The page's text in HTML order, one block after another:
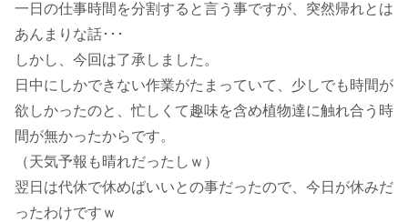
一日の仕事時間を分割すると言う事ですが、突然帰れとは
あんまりな話･･･
しかし、今回は了承しました。
日中にしかできない作業がたまっていて、少しでも時間が
欲しかったのと、忙しくて趣味を含め植物達に触れ合う時
間が無かったからです。
（天気予報も晴れだったしｗ）
翌日は代休で休めばいいとの事だったので、今日が休みだ
ったわけですｗ